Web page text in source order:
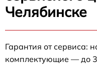
Челябинске
Гарантия от сервиса:
комплектующие — до